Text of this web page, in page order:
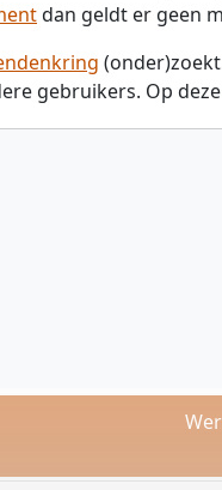
dan geldt er geen
gebruikers. Op